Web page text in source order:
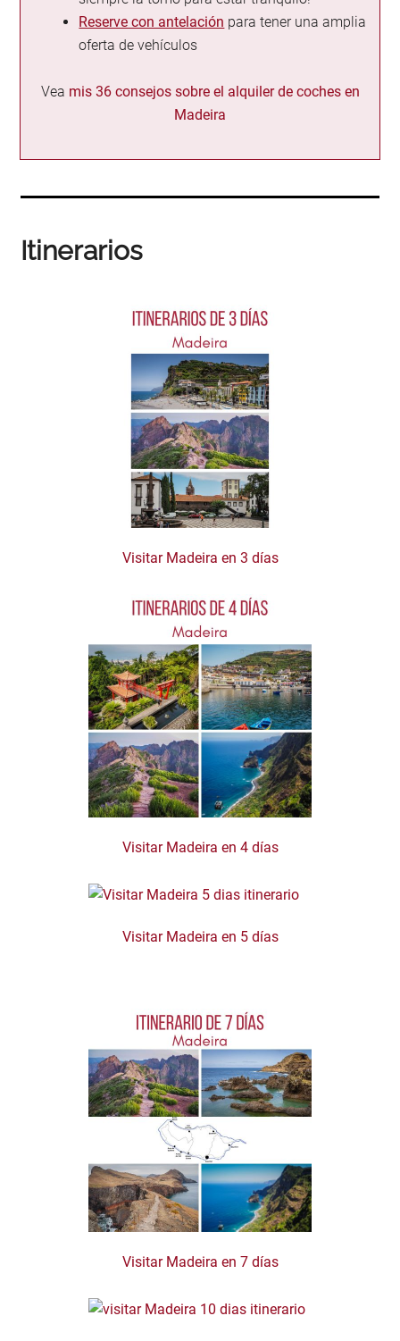
Reserve con antelación para tener una amplia
oferta de vehículos
Vea mis 36 consejos sobre el alquiler de coches en
Madeira
Itinerarios
Visitar Madeira en 3 días
Visitar Madeira en 4 días
Visitar Madeira en 5 días
Visitar Madeira en 7 días